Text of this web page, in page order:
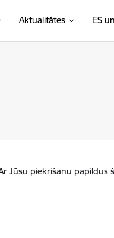
Aktualitātes ES
Jūsu piekrišanu